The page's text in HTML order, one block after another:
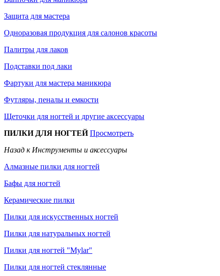
Защита для мастера
Одноразовая продукция для салонов красоты
Палитры для лаков
Подставки под лаки
Фартуки для мастера маникюра
Футляры, пеналы и емкости
Щеточки для ногтей и другие аксессуары
ПИЛКИ ДЛЯ НОГТЕЙПросмотреть
Назад к Инструменты и аксессуары
Алмазные пилки для ногтей
Бафы для ногтей
Керамические пилки
Пилки для искусственных ногтей
Пилки для натуральных ногтей
Пилки для ногтей "Mylar"
Пилки для ногтей стеклянные